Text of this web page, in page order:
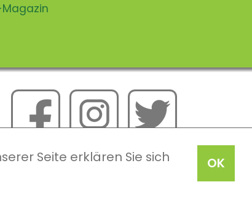
OK
Seite erklären Sie sich